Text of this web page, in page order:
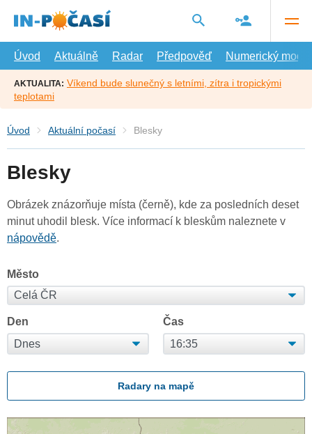
hlavní
Úvod
Aktuálně Radar Předpověď Numerický model
AKTUALITA: Víkend bude slunečný s letními, zítra i tropickými
teplotami
Úvod Aktuální počasí Blesky
Blesky
Obrázek znázorňuje místa (černě), kde za posledních deset
minut uhodil blesk. Více informací k bleskům naleznete v
nápovědě.
Město
Den Čas
Radary na mapě